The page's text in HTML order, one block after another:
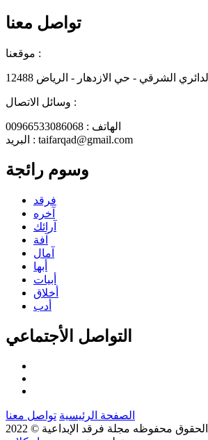
تواصل معنا
موقعنا :
الشرقي - حي الازدهار - الرياض 12488
وسائل الاتصال :
الهاتف : 00966533086068
البريد : taifarqad@gmail.com
وسوم رائجة
فرقد
آخره
آرائك
آفة
آمال
أبها
أبيات
أخلاق
أدب
التواصل الأجتماعي
الصفحة الرئيسية تواصل معنا
محفوظه مجلة فرقد الإبداعية © 2022